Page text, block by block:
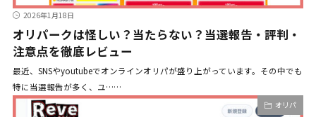
2026年1月18日
オリパークは怪しい？当たらない？当選報告・評判・
注意点を徹底レビュー
最近、SNSやyoutubeでオンラインオリパが盛り上がっています。その中でも
特に当選報告が多く、ユ……
オリパ